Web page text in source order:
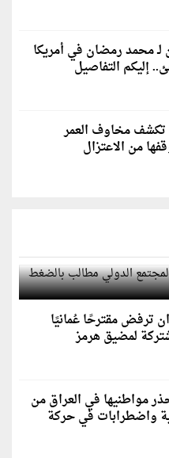
لـ محمد رمضان في أمريكا
إليكم التفاصيل
تكشف مخاوف العمر
من الاعتزال
الدولي مطالب
ترفض مقترحًا عُمانيًا
لمضيق هرمز
مواطنيها في العراق من
واضطرابات في حركة